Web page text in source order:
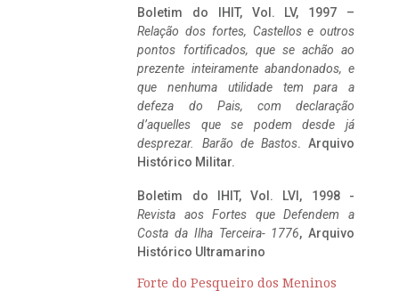
Boletim do IHIT, Vol. LV, 1997 –
Relação dos fortes, Castellos e outros
pontos fortificados, que se achão ao
prezente inteiramente abandonados, e
que nenhuma utilidade tem para a
defeza do Pais, com declaração
d’aquelles que se podem desde já
desprezar. Barão de Bastos. Arquivo
Histórico Militar.
Boletim do IHIT, Vol. LVI, 1998 -
Revista aos Fortes que Defendem a
Costa da Ilha Terceira- 1776, Arquivo
Histórico Ultramarino
Forte do Pesqueiro dos Meninos